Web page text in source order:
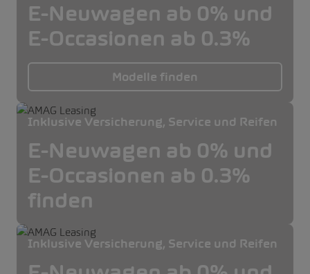
E-Neuwagen ab 0% und
E-Occasionen ab 0.3%
Modelle finden
Inklusive Versicherung, Service und Reifen
E-Neuwagen ab 0% und
E-Occasionen ab 0.3%
finden
Inklusive Versicherung, Service und Reifen